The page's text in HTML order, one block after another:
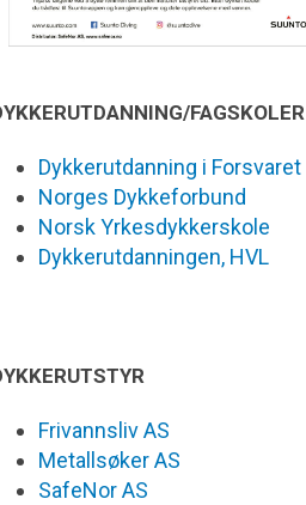
FAGSKOLER
Dykkerutdanning i Forsvaret
Norges Dykkeforbund
Norsk Yrkesdykkerskole
Dykkerutdanningen, HVL
Frivannsliv AS
Metallsøker AS
SafeNor AS